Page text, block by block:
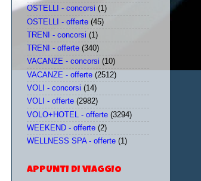
OSTELLI - concorsi (1)
OSTELLI - offerte (45)
TRENI - concorsi (1)
TRENI - offerte (340)
VACANZE - concorsi (10)
VACANZE - offerte (2512)
VOLI - concorsi (14)
VOLI - offerte (2982)
VOLO+HOTEL - offerte (3294)
WEEKEND - offerte (2)
WELLNESS SPA - offerte (1)
APPUNTI DI VIAGGIO